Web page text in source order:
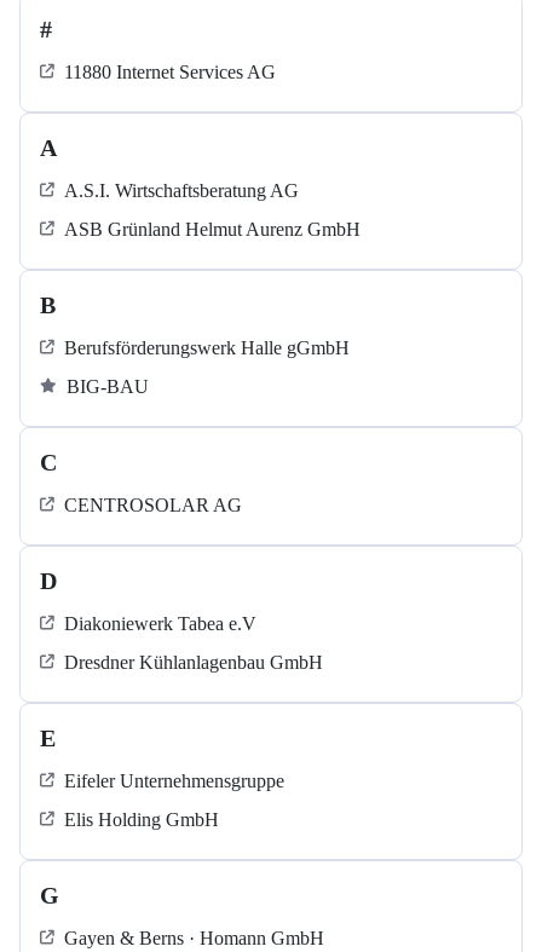
#
11880 Internet Services AG
A
A.S.I. Wirtschaftsberatung AG
ASB Grün­land Helmut Au­renz GmbH
B
Berufsförderungswerk Halle gGmbH
BIG-BAU
C
CENTROSOLAR AG
D
Diakoniewerk Tabea e.V
Dresdner Kühlanlagenbau GmbH
E
Eifeler Unternehmensgruppe
Elis Holding GmbH
G
Gayen & Berns · Homann GmbH